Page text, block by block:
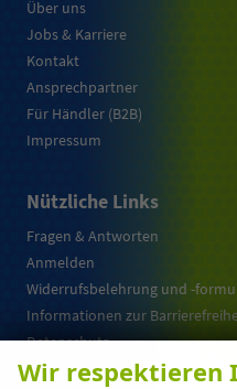
Über uns
Jobs & Karriere
Kontakt
Ansprechpartner
Für Händler (B2B)
Impressum
Nützliche Links
Fragen & Antworten
Anmelden
Widerrufsbelehrung und -
Informationen zur
Datenschutz
Cookie-Einstellungen
Wir respektieren